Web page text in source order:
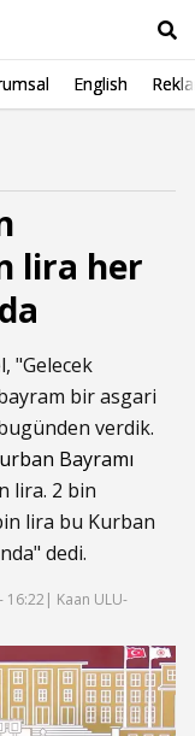
English
lira her
"Gelecek
bir asgari
verdik.
Bayramı
lira. 2 bin
lira bu Kurban
dedi.
16:22 | Kaan ULU-